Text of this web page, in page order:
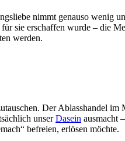
nimmt genauso wenig
für sie erschaffen wurde – die
werden.
Der Ablasshandel
unserDasein ausmacht
befreien, erlösen möchte.